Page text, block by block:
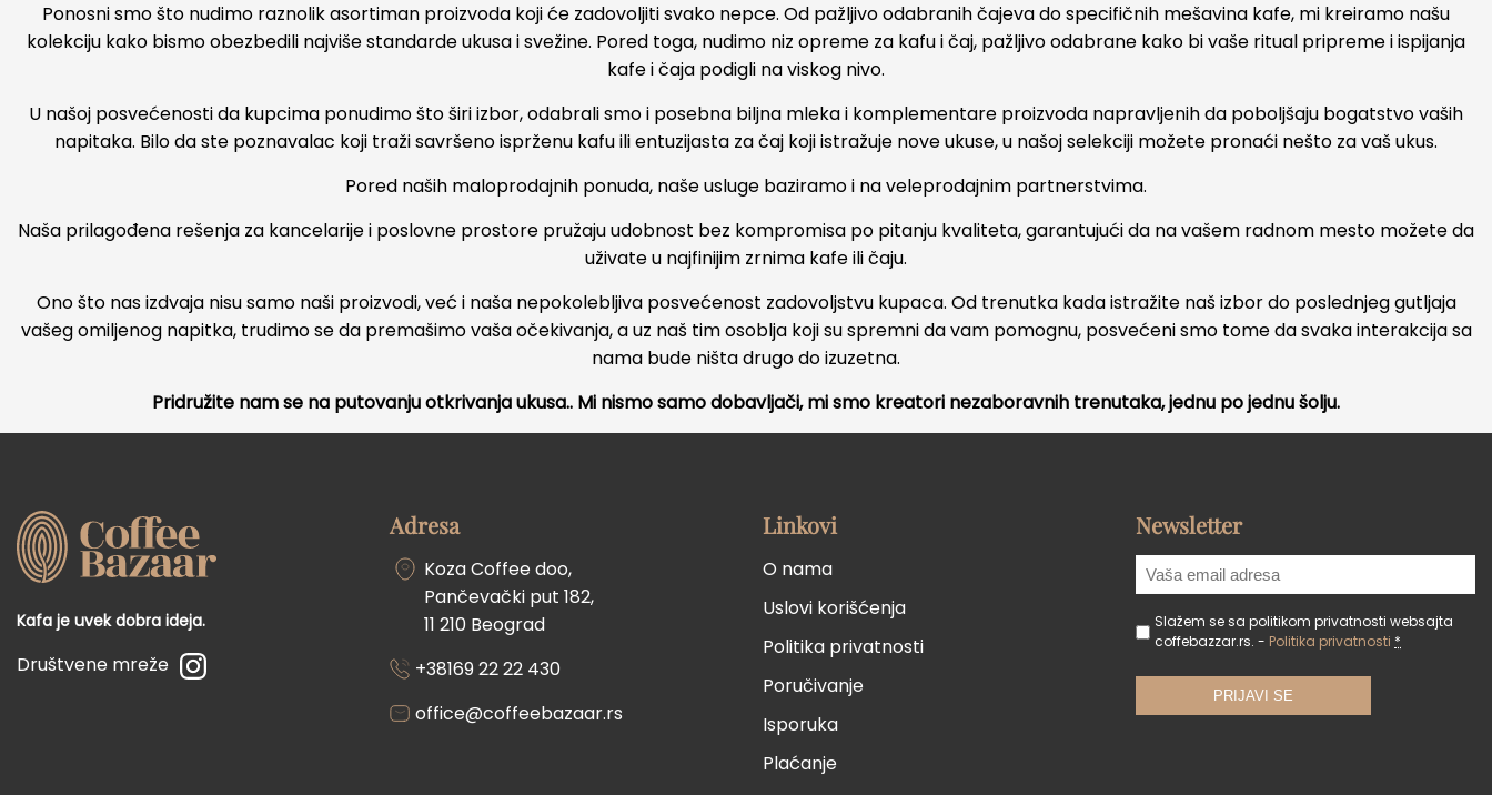
Ponosni smo što nudimo raznolik asortiman proizvoda koji će zadovoljiti svako nepce. Od pažljivo odabranih čajeva do specifičnih mešavina kafe, mi kreiramo našu
kolekciju kako bismo obezbedili najviše standarde ukusa i svežine. Pored toga, nudimo niz opreme za kafu i čaj, pažljivo odabrane kako bi vaše ritual pripreme i ispijanja
kafe i čaja podigli na viskog nivo.
U našoj posvećenosti da kupcima ponudimo što širi izbor, odabrali smo i posebna biljna mleka i komplementare proizvoda napravljenih da poboljšaju bogatstvo vaših
napitaka. Bilo da ste poznavalac koji traži savršeno isprženu kafu ili entuzijasta za čaj koji istražuje nove ukuse, u našoj selekciji možete pronaći nešto za vaš ukus.
Pored naših maloprodajnih ponuda, naše usluge baziramo i na veleprodajnim partnerstvima.
Naša prilagođena rešenja za kancelarije i poslovne prostore pružaju udobnost bez kompromisa po pitanju kvaliteta, garantujući da na vašem radnom mesto možete da
uživate u najfinijim zrnima kafe ili čaju.
Ono što nas izdvaja nisu samo naši proizvodi, već i naša nepokolebljiva posvećenost zadovoljstvu kupaca. Od trenutka kada istražite naš izbor do poslednjeg gutljaja
vašeg omiljenog napitka, trudimo se da premašimo vaša očekivanja, a uz naš tim osoblja koji su spremni da vam pomognu, posvećeni smo tome da svaka interakcija sa
nama bude ništa drugo do izuzetna.
Pridružite nam se na putovanju otkrivanja ukusa.. Mi nismo samo dobavljači, mi smo kreatori nezaboravnih trenutaka, jednu po jednu šolju.
Kafa je uvek dobra ideja.
Društvene mreže
Adresa
Koza Coffee doo,
Pančevački put 182,
11 210 Beograd
+38169 22 22 430
office@coffeebazaar.rs
Linkovi
O nama
Uslovi korišćenja
Politika privatnosti
Poručivanje
Isporuka
Plaćanje
Newsletter
Slažem se sa politikom privatnosti websajta
coffebazzar.rs. - Politika privatnosti *